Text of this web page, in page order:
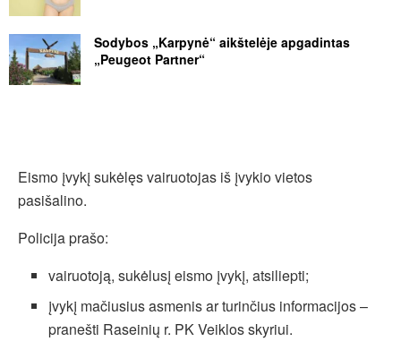
Sodybos „Karpynė“ aikštelėje apgadintas
„Peugeot Partner“
Eismo įvykį sukėlęs vairuotojas iš įvykio vietos
pasišalino.
Policija prašo:
vairuotoją, sukėlusį eismo įvykį, atsiliepti;
įvykį mačiusius asmenis ar turinčius informacijos –
pranešti Raseinių r. PK Veiklos skyriui.